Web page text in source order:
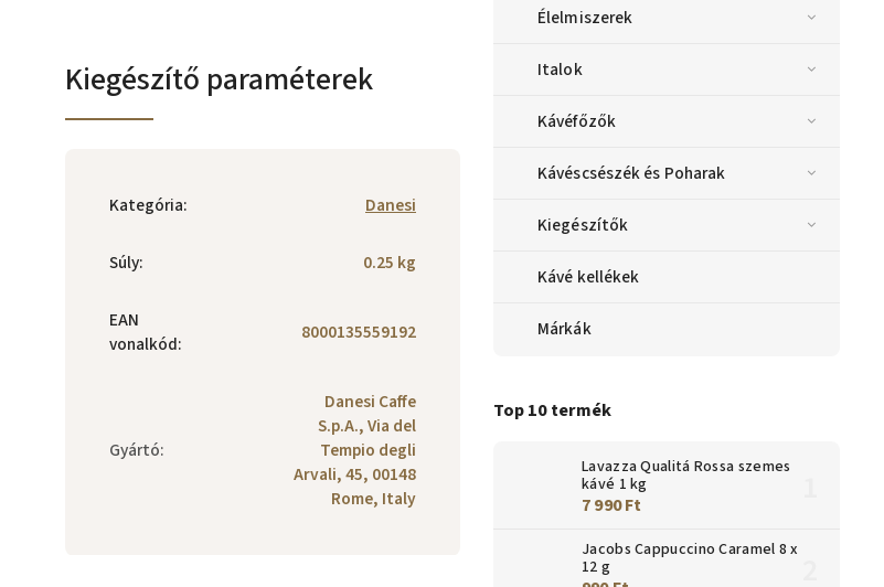
Élelmiszerek
Italok
Kávéfőzők
Kávéscsészék és Poharak
Kiegészítők
Kávé kellékek
Márkák
Top 10 termék
Lavazza Qualitá Rossa szemes
kávé 1 kg
7 990 Ft
Jacobs Cappuccino Caramel 8 x
12 g
Kiegészítő paraméterek
Kategória: Danesi
Súly: 0.25 kg
EAN
vonalkód: 8000135559192
Gyártó:
Danesi Caffe
S.p.A., Via del
Tempio degli
Arvali, 45, 00148
Rome, Italy